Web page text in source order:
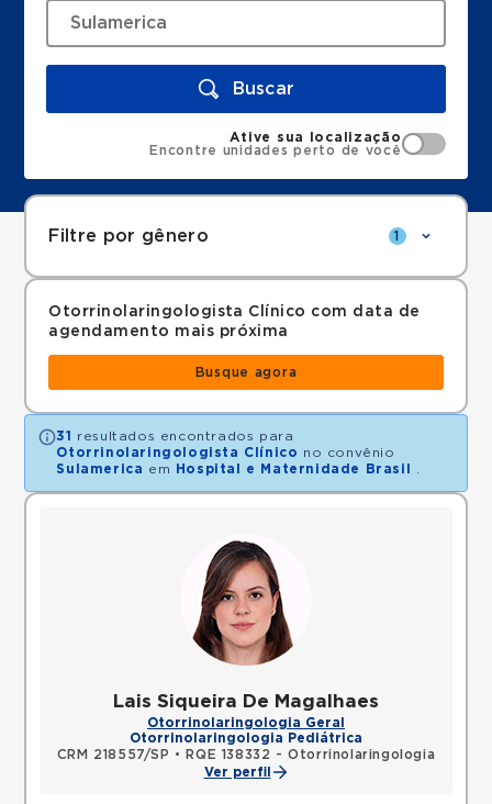
Buscar
Ative sua localização
Encontre unidades perto de você
Filtre por gênero 1
Otorrinolaringologista Clínico com data de
agendamento mais próxima
Busque agora
31
resultados encontrados para
Otorrinolaringologista Clínico no convênio
Sulamerica em Hospital e Maternidade Brasil
Lais Siqueira De Magalhaes
Otorrinolaringologia Geral
Otorrinolaringologia Pediátrica
CRM 218557/SP •
RQE 138332 - Otorrinolaringologia
Ver perfil